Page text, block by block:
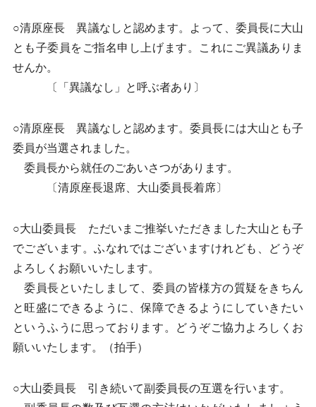
○清原座長 異議なしと認めます。よって、委員長に大山
とも子委員をご指名申し上げます。これにご異議ありま
せんか。
〔「異議なし」と呼ぶ者あり〕
○清原座長 異議なしと認めます。委員長には大山とも子
委員が当選されました。
委員長から就任のごあいさつがあります。
〔清原座長退席、大山委員長着席〕
○大山委員長 ただいまご推挙いただきました大山とも子
でございます。ふなれではございますけれども、どうぞ
よろしくお願いいたします。
委員長といたしまして、委員の皆様方の質疑をきちん
と旺盛にできるように、保障できるようにしていきたい
というふうに思っております。どうぞご協力よろしくお
願いいたします。（拍手）
○大山委員長 引き続いて副委員長の互選を行います。